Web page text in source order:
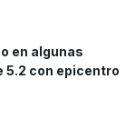
en algunas
5.2 con epicentro